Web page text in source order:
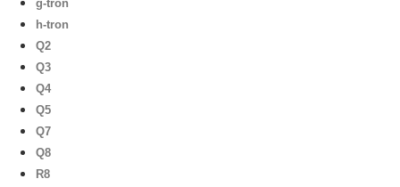
g-tron
h-tron
Q2
Q3
Q4
Q5
Q7
Q8
R8